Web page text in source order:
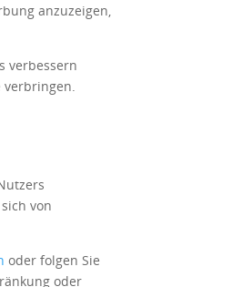
anzuzeigen,
verbessern
verbringen.
von
oder folgen Sie
oder